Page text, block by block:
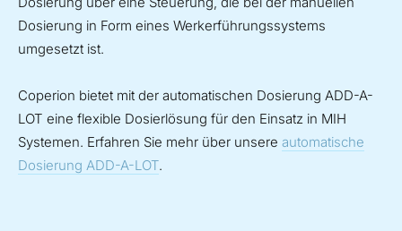
Dosierung in Form eines Werkerführungssystems
umgesetzt ist.
Coperion bietet mit der automatischen Dosierung ADD-A-
LOT eine flexible Dosierlösung für den Einsatz in MIH
Systemen. Erfahren Sie mehr über unsere automatische
Dosierung ADD-A-LOT.